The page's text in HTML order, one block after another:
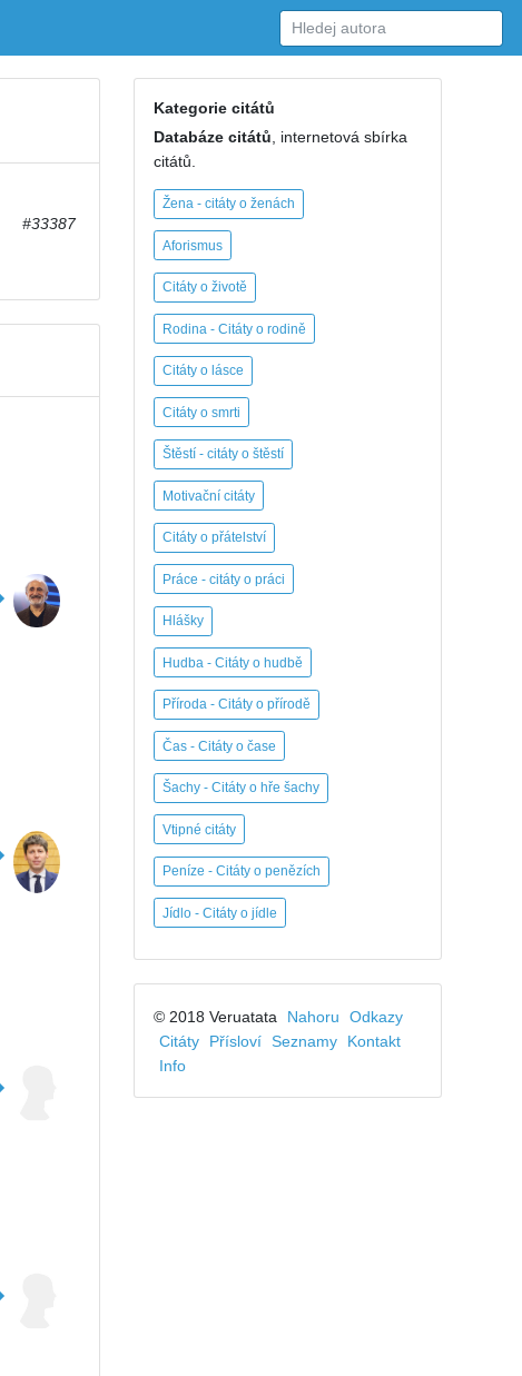
#33387
Kategorie citátů
Databáze citátů , internetová sbírka
citátů.
Žena - citáty o ženách
Aforismus
Citáty o životě
Rodina - Citáty o rodině
Citáty o lásce
Citáty o smrti
Štěstí - citáty o štěstí
Motivační citáty
Citáty o přátelství
Práce - citáty o práci
Hlášky
Hudba - Citáty o hudbě
Příroda - Citáty o přírodě
Čas - Citáty o čase
Šachy - Citáty o hře šachy
Vtipné citáty
Peníze - Citáty o penězích
Jídlo - Citáty o jídle
© 2018 Veruatata Nahoru
Odkazy
Citáty
Přísloví Seznamy
Kontakt
Info